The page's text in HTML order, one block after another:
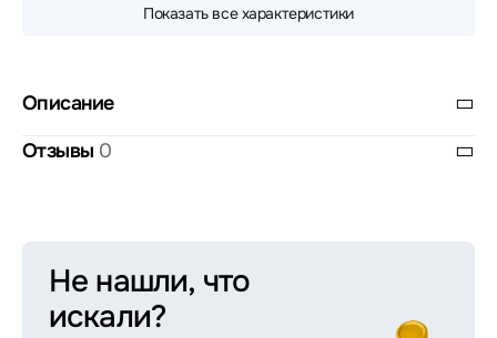
Показать все характеристики
Описание
Отзывы 0
Не нашли, что
искали?